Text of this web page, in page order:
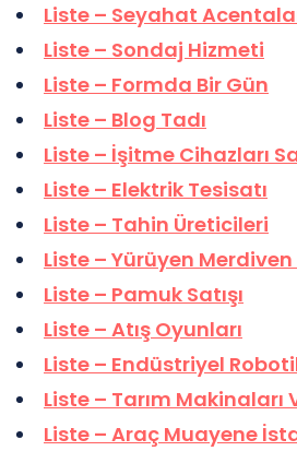
Liste – Seyahat
Liste – Sondaj Hizmeti
Liste – Formda Bir Gün
Liste – Blog Tadı
Liste – İşitme Cihazları
Liste – Elektrik Tesisatı
Liste – Tahin Üreticileri
Liste – Yürüyen
Liste – Pamuk Satışı
Liste – Atış Oyunları
Liste – Endüstriyel
Liste – Tarım Makinaları
Liste – Araç Muayene